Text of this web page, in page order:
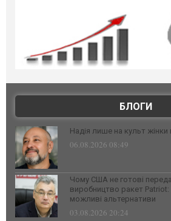
БЛОГИ
Надія лише на культ жінки
06.08.2026 08:49
Чому США не готові
виробництво ракет Patriot:
можливі альтернативи
03.08.2026 20:24